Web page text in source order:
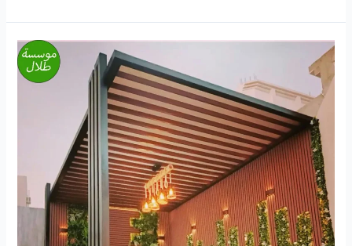
ارقام
تنسيق
حدائق
منزلية
05484 40516